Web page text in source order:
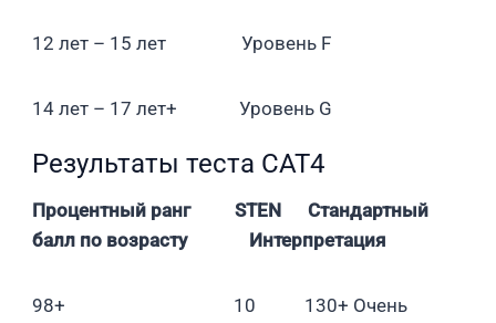
12 лет – 15 лет Уровень F
14 лет – 17 лет+ Уровень G
Результаты теста CAT4
Процентный ранг STEN Стандартный
балл по возрасту Интерпретация
98+ 10 130+ Очень